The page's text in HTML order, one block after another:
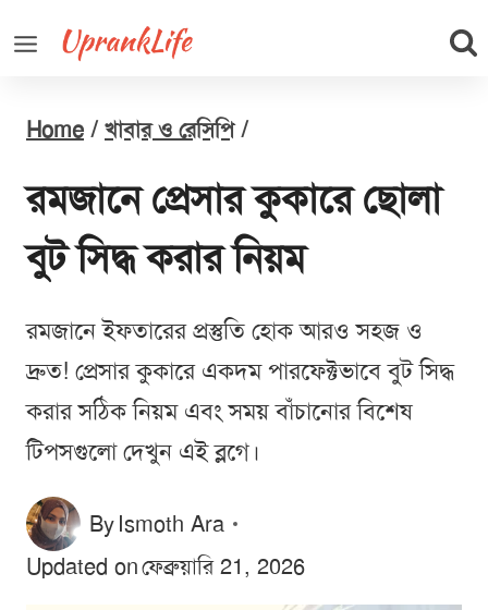
to
Home / খাবার ও রেসিপি /
রমজানে প্রেসার কুকারে ছোলা
বুট সিদ্ধ করার নিয়ম
রমজানে ইফতারের প্রস্তুতি হোক আরও সহজ ও
দ্রুত! প্রেসার কুকারে একদম পারফেক্টভাবে বুট সিদ্ধ
করার সঠিক নিয়ম এবং সময় বাঁচানোর বিশেষ
টিপসগুলো দেখুন এই ব্লগে।
ByIsmoth Ara
Updated onফেব্রুয়ারি 21, 2026